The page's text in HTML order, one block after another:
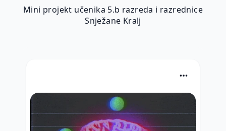
Mini projekt učenika 5.b razreda i razrednice
Snježane Kralj